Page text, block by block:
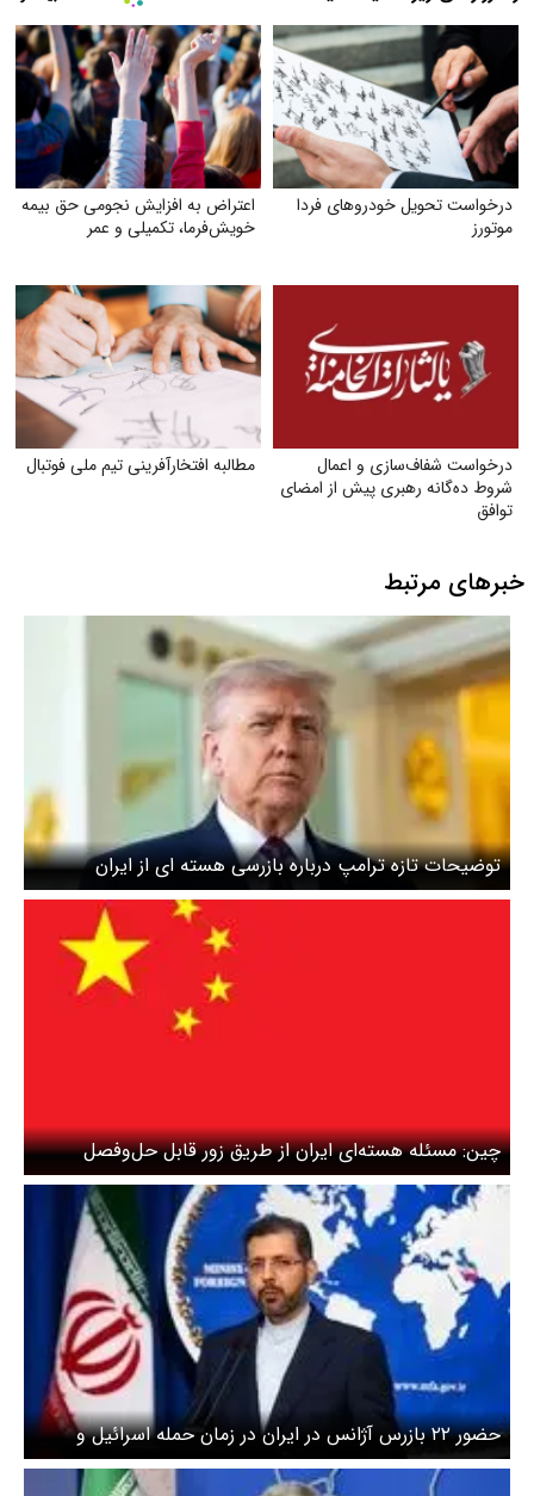
درخواست تحویل خودروهای فردا
موتورز
اعتراض به افزایش نجومی حق بیمه
خویش‌فرما، تکمیلی و عمر
درخواست شفاف‌سازی و اعمال
شروط ده‌گانه رهبری پیش از امضای
توافق
مطالبه افتخارآفرینی تیم ملی فوتبال
خبرهای مرتبط
توضیحات تازه ترامپ درباره بازرسی هسته ای از ایران
چین: مسئله هسته‌ای ایران از طریق زور قابل حل‌وفصل
نیست
حضور ۲۲ بازرس آژانس در ایران در زمان حمله اسرائیل و
آمریکا به ایران